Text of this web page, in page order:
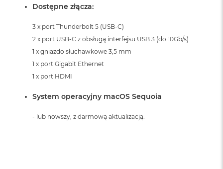
Dostępne złącza:
3 x port Thunderbolt 5 (USB-C)
2 x port USB-C z obsługą interfejsu USB 3 (do 10Gb/s)
1 x gniazdo słuchawkowe 3,5 mm
1 x port Gigabit Ethernet
1 x port HDMI
System operacyjny macOS Sequoia
- lub nowszy, z darmową aktualizacją.